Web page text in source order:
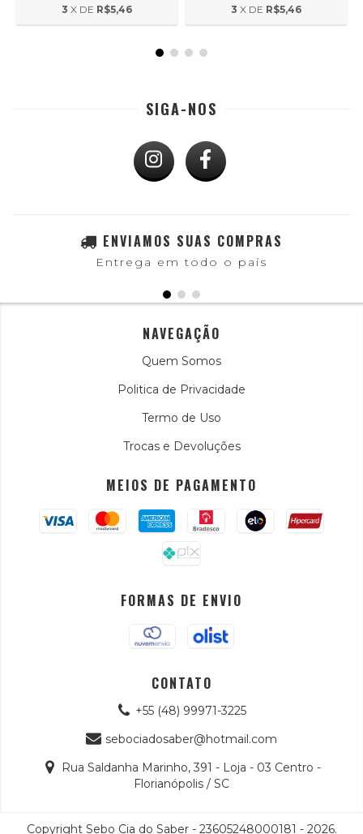
3 X DE R$5,46 3 X DE R$5,46
SIGA-NOS
ENVIAMOS SUAS COMPRAS
Entrega em todo o país
NAVEGAÇÃO
Quem Somos
Politica de Privacidade
Termo de Uso
Trocas e Devoluções
MEIOS DE PAGAMENTO
FORMAS DE ENVIO
CONTATO
+55 (48) 99971-3225
sebociadosaber@hotmail.com
Rua Saldanha Marinho, 391 - Loja - 03 Centro -
Florianópolis / SC
Copyright Sebo Cia do Saber - 23605248000181 - 2026.